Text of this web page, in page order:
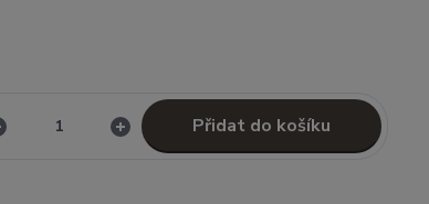
Přidat do košíku